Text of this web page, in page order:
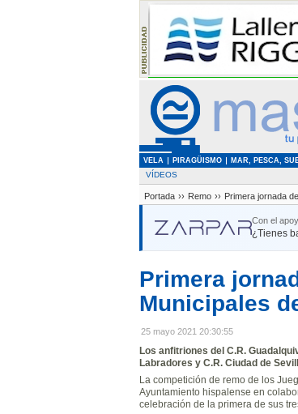
VELA PIRAGÜISMO MAR, PESCA,
VÍDEOS
Portada ›› Remo ›› Primera jornada
Con el
¿Tienes
Primera
Municipales
25 mayo 2021 20:30:55
Los anfitriones del C.R.
Labradores y C.R. Ciudad de
La competición de remo de los
Ayuntamiento hispalense en
celebración de la primera de sus